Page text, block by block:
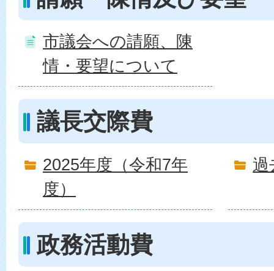
市議会への請願、陳
情・要望について
議長交際費
2025年度（令和7年
度）
過
政務活動費